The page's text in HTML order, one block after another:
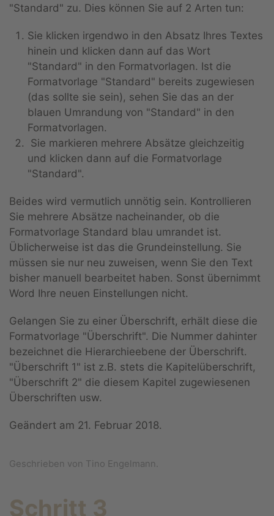
"Standard" zu. Dies können Sie auf 2 Arten tun:
Sie klicken irgendwo in den Absatz Ihres Textes
hinein und klicken dann auf das Wort
"Standard" in den Formatvorlagen. Ist die
Formatvorlage "Standard" bereits zugewiesen
(das sollte sie sein), sehen Sie das an der
blauen Umrandung von "Standard" in den
Formatvorlagen.
Sie markieren mehrere Absätze gleichzeitig
und klicken dann auf die Formatvorlage
"Standard".
Beides wird vermutlich unnötig sein. Kontrollieren
Sie mehrere Absätze nacheinander, ob die
Formatvorlage Standard blau umrandet ist.
Üblicherweise ist das die Grundeinstellung. Sie
müssen sie nur neu zuweisen, wenn Sie den Text
bisher manuell bearbeitet haben. Sonst übernimmt
Word Ihre neuen Einstellungen nicht.
Gelangen Sie zu einer Überschrift, erhält diese die
Formatvorlage "Überschrift". Die Nummer dahinter
bezeichnet die Hierarchieebene der Überschrift.
"Überschrift 1" ist z.B. stets die Kapitelüberschrift,
"Überschrift 2" die diesem Kapitel zugewiesenen
Überschriften usw.
Geändert am 21. Februar 2018.
Geschrieben von Tino Engelmann.
Schritt 3